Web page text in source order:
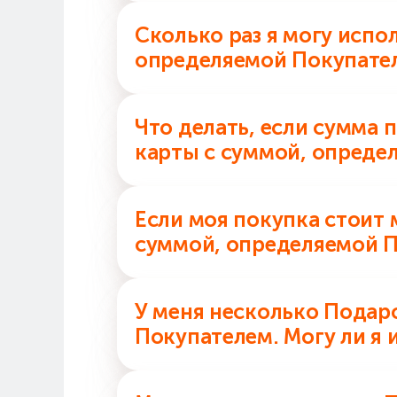
Сколько раз я могу
определяемой
закончится.
Что делать, если сумма
карты с суммой,
сумму — наличными или
Если моя покупка
суммой, определяемой
оставшиеся средства
срока действия карты.
У меня несколько
Покупателем. Могу ли я